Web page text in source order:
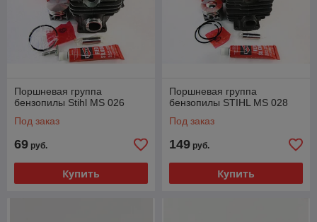
Поршневая группа
бензопилы Stihl MS 026
Под заказ
69 руб.
Купить
Поршневая группа
бензопилы STIHL MS 028
Под заказ
149 руб.
Купить